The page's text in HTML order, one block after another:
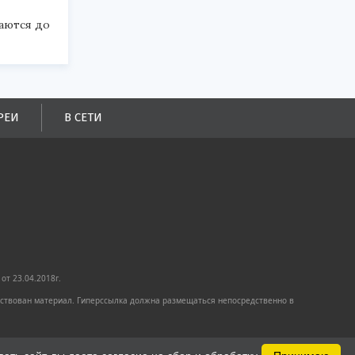
до
В СЕТИ
23.04.2018г.
материал. Гиперссылка должна размещаться непосредственно в